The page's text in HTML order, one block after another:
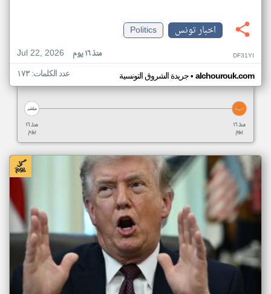
اخبار تونس
Politics
Jul 22, 2026
منذ ١٦ يوم DF31YI
جريدة الشروق التونسية• alchourouk.com عدد الكلمات: ١٧٣
منذ ١٦
يوم
منذ ١٦
يوم